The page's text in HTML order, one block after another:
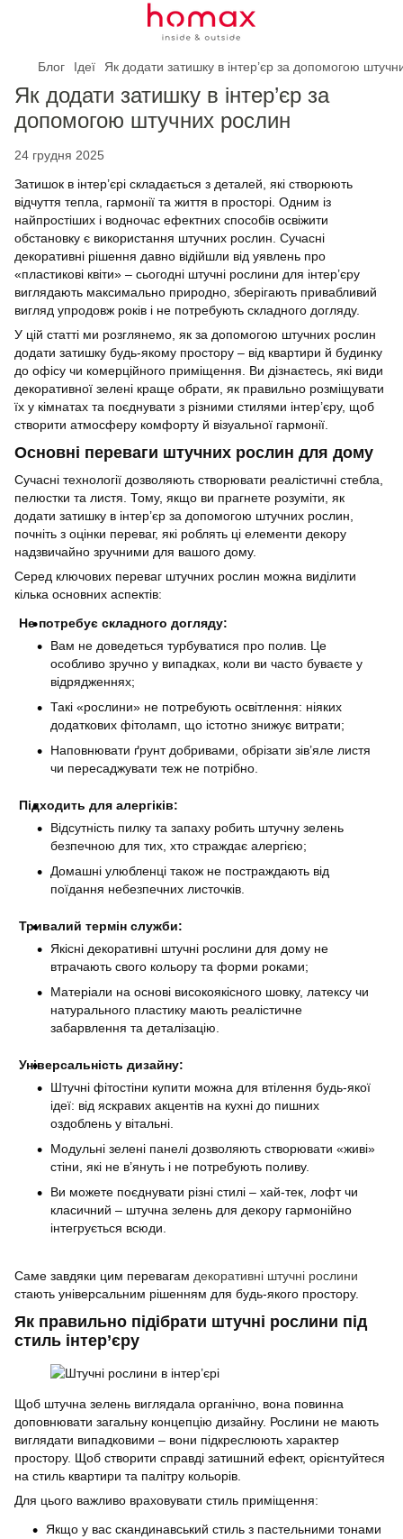
Блог Ідеї Як додати затишку в інтер’єр за допомогою
Як додати затишку в інтер’єр за
допомогою штучних рослин
24 грудня 2025
Затишок в інтер’єрі складається з деталей, які створюють
відчуття тепла, гармонії та життя в просторі. Одним із
найпростіших і водночас ефектних способів освіжити
обстановку є використання штучних рослин. Сучасні
декоративні рішення давно відійшли від уявлень про
«пластикові квіти» – сьогодні штучні рослини для інтер’єру
виглядають максимально природно, зберігають привабливий
вигляд упродовж років і не потребують складного догляду.
У цій статті ми розглянемо, як за допомогою штучних рослин
додати затишку будь-якому простору – від квартири й будинку
до офісу чи комерційного приміщення. Ви дізнаєтесь, які види
декоративної зелені краще обрати, як правильно розміщувати
їх у кімнатах та поєднувати з різними стилями інтер’єру, щоб
створити атмосферу комфорту й візуальної гармонії.
Основні переваги штучних рослин для дому
Сучасні технології дозволяють створювати реалістичні стебла,
пелюстки та листя. Тому, якщо ви прагнете розуміти, як
додати затишку в інтер’єр за допомогою штучних рослин,
почніть з оцінки переваг, які роблять ці елементи декору
надзвичайно зручними для вашого дому.
Серед ключових переваг штучних рослин можна виділити
кілька основних аспектів:
Не потребує складного догляду:
Вам не доведеться турбуватися про полив. Це
особливо зручно у випадках, коли ви часто буваєте у
відрядженнях;
Такі «рослини» не потребують освітлення: ніяких
додаткових фітоламп, що істотно знижує витрати;
Наповнювати ґрунт добривами, обрізати зів’яле листя
чи пересаджувати теж не потрібно.
Підходить для алергіків:
Відсутність пилку та запаху робить штучну зелень
безпечною для тих, хто страждає алергією;
Домашні улюбленці також не постраждають від
поїдання небезпечних листочків.
Тривалий термін служби:
Якісні декоративні штучні рослини для дому не
втрачають свого кольору та форми роками;
Матеріали на основі високоякісного шовку, латексу чи
натурального пластику мають реалістичне
забарвлення та деталізацію.
Універсальність дизайну:
Штучні фітостіни купити можна для втілення будь-якої
ідеї: від яскравих акцентів на кухні до пишних
оздоблень у вітальні.
Модульні зелені панелі дозволяють створювати «живі»
стіни, які не в’януть і не потребують поливу.
Ви можете поєднувати різні стилі – хай-тек, лофт чи
класичний – штучна зелень для декору гармонійно
інтегрується всюди.
Саме завдяки цим перевагам декоративні штучні рослини
стають універсальним рішенням для будь-якого простору.
Як правильно підібрати штучні рослини під
стиль інтер’єру
Щоб штучна зелень виглядала органічно, вона повинна
доповнювати загальну концепцію дизайну. Рослини не мають
виглядати випадковими – вони підкреслюють характер
простору. Щоб створити справді затишний ефект, орієнтуйтеся
на стиль квартири та палітру кольорів.
Для цього важливо враховувати стиль приміщення:
Якщо у вас скандинавський стиль з пастельними тонами